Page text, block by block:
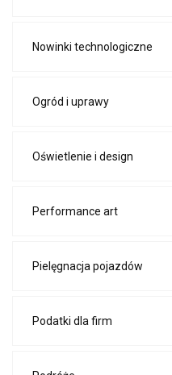
Nowinki technologiczne
Ogród i uprawy
Oświetlenie i design
Performance art
Pielęgnacja pojazdów
Podatki dla firm